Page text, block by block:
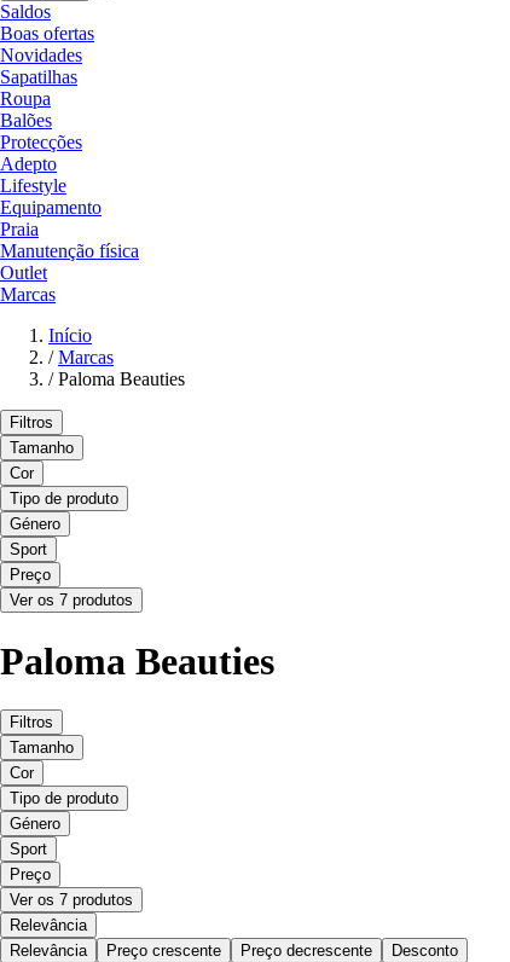
Saldos
Boas ofertas
Novidades
Sapatilhas
Roupa
Balões
Protecções
Adepto
Lifestyle
Equipamento
Praia
Manutenção física
Outlet
Marcas
Início
/ Marcas
/ Paloma Beauties
Filtros
Tamanho
Cor
Tipo de produto
Género
Sport
Preço
Ver os 7 produtos
Paloma Beauties
Filtros
Tamanho
Cor
Tipo de produto
Género
Sport
Preço
Ver os 7 produtos
Relevância
Relevância
Preço crescente Preço decrescente Desconto